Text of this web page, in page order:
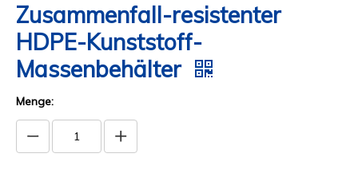
Zusammenfall-resistenter
HDPE-Kunststoff-
Massenbehälter
Menge: